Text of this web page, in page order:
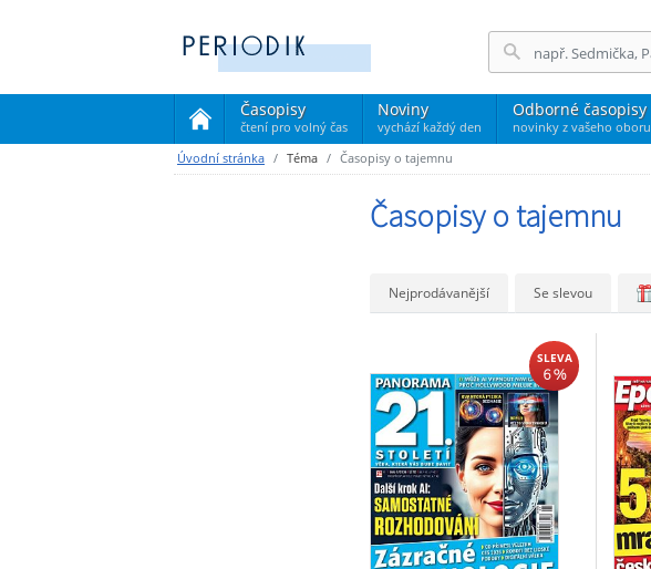
Časopisy
čtení pro volný čas
(current)
Noviny
vychází každý den
Odborné časopisy
novinky z vašeho oboru
Úvodní stránka Téma Časopisy o tajemnu
Časopisy o tajemnu
Nejprodávanější Se slevou
SLEVA
6 %